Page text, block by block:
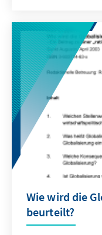
Globalisierung
zwischen
Wie wird die
beurteilt?